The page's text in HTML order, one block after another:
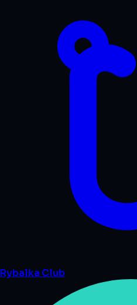
Rybalka Club